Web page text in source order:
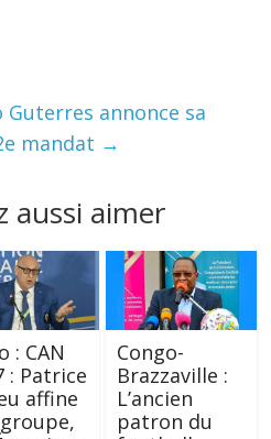
Guterres annonce sa
mandat →
aussi aimer
: CAN
: Patrice
affine
Congo-
Brazzaville :
L’ancien
patron du